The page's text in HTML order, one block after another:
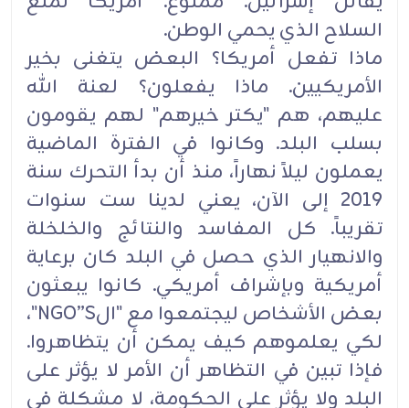
السلاح الذي يحمي الوطن‎.‎
ماذا تفعل أمريكا؟ البعض يتغنى بخير
الأمريكيين. ماذا يفعلون؟ لعنة الله
عليهم، هم "يكتر خيرهم" لهم يقومون
بسلب ‏البلد. وكانوا في الفترة الماضية
يعملون ليلاً نهاراً، منذ أن بدأ التحرك سنة
2019 إلى الآن، يعني لدينا ست سنوات
‏تقريباً. كل المفاسد والنتائج والخلخلة
والانهيار الذي حصل في البلد كان برعاية
أمريكية وبإشراف أمريكي. كانوا ‏يبعثون
بعض الأشخاص ليجتمعوا مع "الNGO”S‏"،
لكي يعلموهم كيف يمكن أن يتظاهروا.
فإذا تبين في التظاهر أن ‏الأمر لا يؤثر على
البلد ولا يؤثر على الحكومة، لا مشكلة في